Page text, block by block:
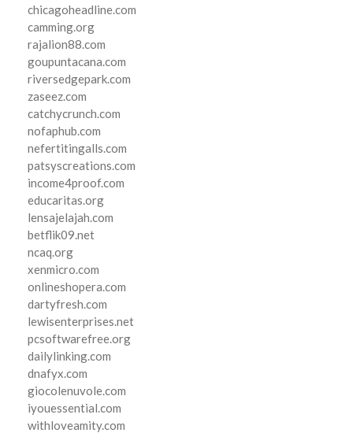
chicagoheadline.com
camming.org
rajalion88.com
goupuntacana.com
riversedgepark.com
zaseez.com
catchycrunch.com
nofaphub.com
nefertitingalls.com
patsyscreations.com
income4proof.com
educaritas.org
lensajelajah.com
betflik09.net
ncaq.org
xenmicro.com
onlineshopera.com
dartyfresh.com
lewisenterprises.net
pcsoftwarefree.org
dailylinking.com
dnafyx.com
giocolenuvole.com
iyouessential.com
withloveamity.com